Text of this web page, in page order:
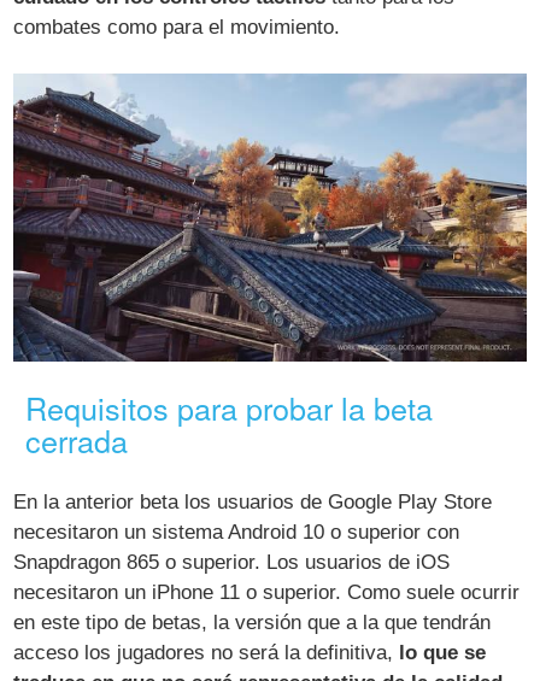
combates como para el movimiento.
Requisitos para probar la beta
cerrada
En la anterior beta los usuarios de Google Play Store
necesitaron un sistema Android 10 o superior con
Snapdragon 865 o superior. Los usuarios de iOS
necesitaron un iPhone 11 o superior. Como suele ocurrir
en este tipo de betas, la versión que a la que tendrán
acceso los jugadores no será la definitiva, lo que se